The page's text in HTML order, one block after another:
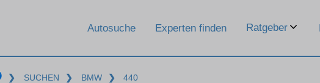
Autosuche Experten finden Ratgeber
❯ SUCHEN ❯ BMW ❯ 440